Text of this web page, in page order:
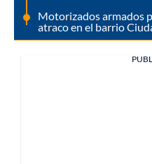
Motorizados armados
atraco en el barrio